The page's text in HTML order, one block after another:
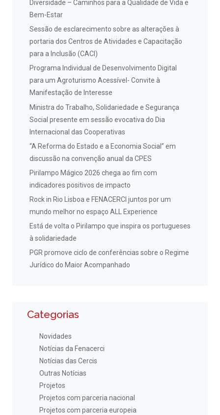
Diversidade – Caminhos para a Qualidade de Vida e
Bem-Estar
Sessão de esclarecimento sobre as alterações à
portaria dos Centros de Atividades e Capacitação
para a Inclusão (CACI)
Programa Individual de Desenvolvimento Digital
para um Agroturismo Acessível- Convite à
Manifestação de Interesse
Ministra do Trabalho, Solidariedade e Segurança
Social presente em sessão evocativa do Dia
Internacional das Cooperativas
“A Reforma do Estado e a Economia Social” em
discussão na convenção anual da CPES
Pirilampo Mágico 2026 chega ao fim com
indicadores positivos de impacto
Rock in Rio Lisboa e FENACERCI juntos por um
mundo melhor no espaço ALL Experience
Está de volta o Pirilampo que inspira os portugueses
à solidariedade
PGR promove ciclo de conferências sobre o Regime
Jurídico do Maior Acompanhado
Categorias
Novidades
Notícias da Fenacerci
Notícias das Cercis
Outras Notícias
Projetos
Projetos com parceria nacional
Projetos com parceria europeia